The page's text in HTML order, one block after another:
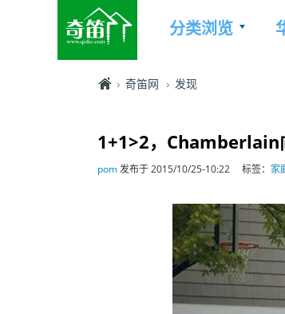
分类浏览
奇笛网 发现
1+1>2，Chamberlain
pom发布于 2015/10/25-10:22 标签： 家